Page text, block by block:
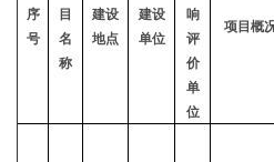
序
号
目
名
称
建设
地点
建设
单位
响
评
价
单
位
项目概